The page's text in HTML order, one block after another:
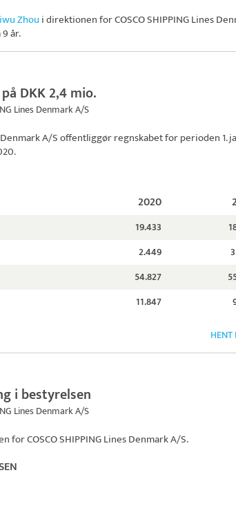
Zhoui direktionen forCOSCO SHIPPING Lines
år.
DKK 2,4 mio.
Lines Denmark A/S
A/Soffentliggør regnskabet for perioden 1.
2020
19.433
2.449
54.827
11.847
HENT
i bestyrelsen
Lines Denmark A/S
forCOSCO SHIPPING Lines Denmark A/S.